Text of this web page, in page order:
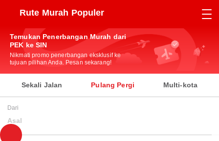
Rute Murah Populer
Temukan Penerbangan Murah dari
PEK ke SIN
Nikmati promo penerbangan eksklusif ke
tujuan pilihan Anda. Pesan sekarang!
Sekali Jalan Pulang Pergi Multi-kota
Dari
Asal